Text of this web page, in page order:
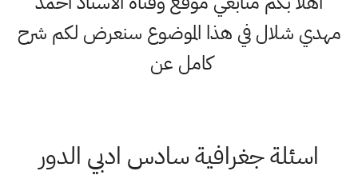
مهدي شلال في هذا الموضوع سنعرض لكم شرح
كامل عن
اسئلة جغرافية سادس ادبي الدور